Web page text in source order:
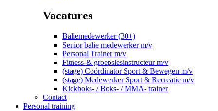
Vacatures
Baliemedewerker (30+)
Senior balie medewerker m/v
Personal Trainer m/v
Fitness-& groepslesinstructeur m/v
(stage) Coördinator Sport & Bewegen m/v
(stage) Medewerker Sport & Recreatie m/v
Kickboks- / Boks- / MMA- trainer
Contact
Personal training